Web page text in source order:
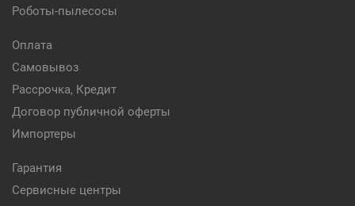
Роботы-пылесосы
Оплата
Самовывоз
Рассрочка, Кредит
Договор публичной оферты
Импортеры
Гарантия
Сервисные центры